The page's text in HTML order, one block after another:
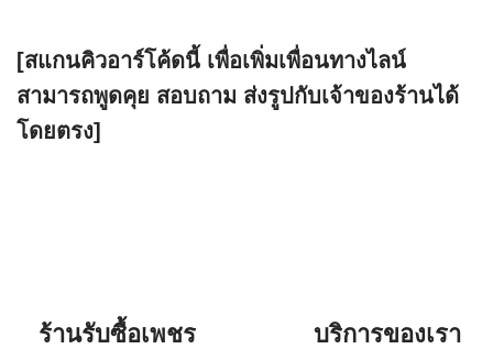
[สแกนคิวอาร์โค้ดนี้ เพื่อเพิ่มเพื่อนทางไลน์
สามารถพูดคุย สอบถาม ส่งรูปกับเจ้าของร้านได้
โดยตรง]
ร้านรับซื้อเพชร
บริการของเรา